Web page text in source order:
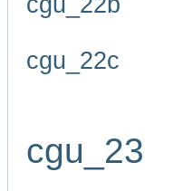
cgu_22c
cgu_23